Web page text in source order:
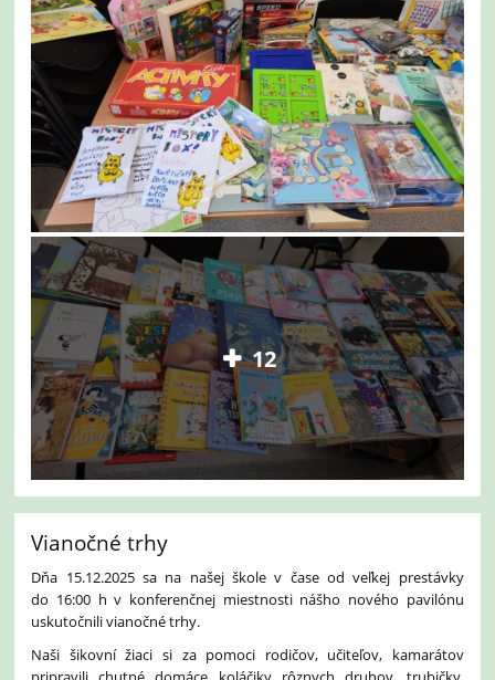
12
Vianočné trhy
Dňa 15.12.2025 sa na našej škole v čase od veľkej prestávky
do 16:00 h v konferenčnej miestnosti nášho nového pavilónu
uskutočnili vianočné trhy.
Naši šikovní žiaci si za pomoci rodičov, učiteľov, kamarátov